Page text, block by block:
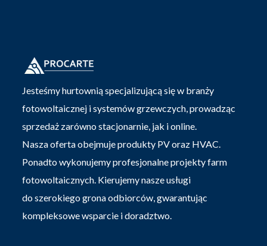
Jesteśmy hurtownią specjalizującą się w branży
fotowoltaicznej i systemów grzewczych, prowadząc
sprzedaż zarówno stacjonarnie, jak i online.
Nasza oferta obejmuje produkty PV oraz HVAC.
Ponadto wykonujemy profesjonalne projekty farm
fotowoltaicznych. Kierujemy nasze usługi
do szerokiego grona odbiorców, gwarantując
kompleksowe wsparcie i doradztwo.